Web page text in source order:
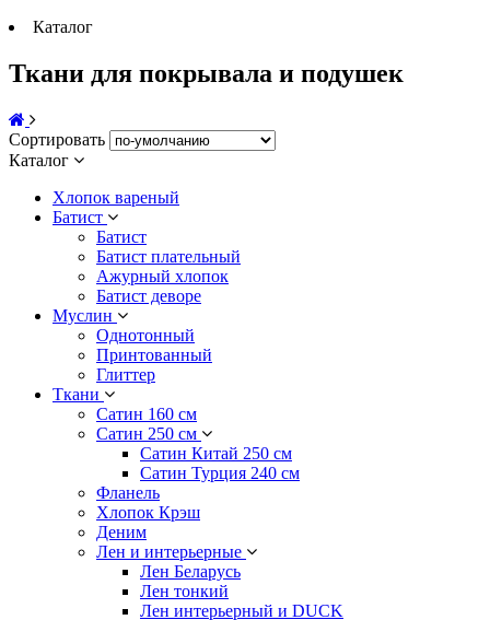
Каталог
Ткани для покрывала и подушек
Сортировать
Каталог
Хлопок вареный
Батист
Батист
Батист плательный
Ажурный хлопок
Батист деворе
Муслин
Однотонный
Принтованный
Глиттер
Ткани
Сатин 160 см
Сатин 250 см
Сатин Китай 250 см
Сатин Турция 240 см
Фланель
Хлопок Крэш
Деним
Лен и интерьерные
Лен Беларусь
Лен тонкий
Лен интерьерный и DUCK